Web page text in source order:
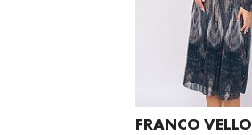
FRANCO VELLO